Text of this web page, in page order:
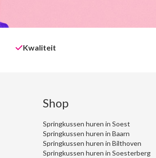
Kwaliteit
Shop
Springkussen huren in Soest
Springkussen huren in Baarn
Springkussen huren in Bilthoven
Springkussen huren in Soesterberg